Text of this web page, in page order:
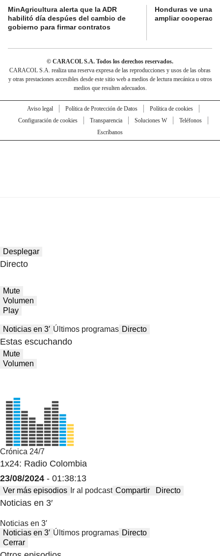
MinAgricultura alerta que la ADR
habilitó día despúes del cambio de
gobierno para firmar contratos
Honduras ve una
ampliar
© CARACOL S.A. Todos los derechos reservados.
CARACOL S.A. realiza una reserva expresa de las reproducciones y usos de las obras
y otras prestaciones accesibles desde este sitio web a medios de lectura mecánica u otros
medios que resulten adecuados.
Aviso legal Política de Protección de Datos
Política de cookies
Configuración de cookies
Transparencia Soluciones W
Teléfonos
Escríbanos
Desplegar
Directo
Mute
Volumen
Play
Noticias en 3′ Últimos programas Directo
Estas escuchando
Mute
Volumen
Crónica 24/7
1x24: Radio Colombia
23/08/2024 - 01:38:13
Ver más episodios Ir al podcast Compartir Directo
Noticias en 3′
Noticias en 3′
Noticias en 3′ Últimos programas Directo
Cerrar